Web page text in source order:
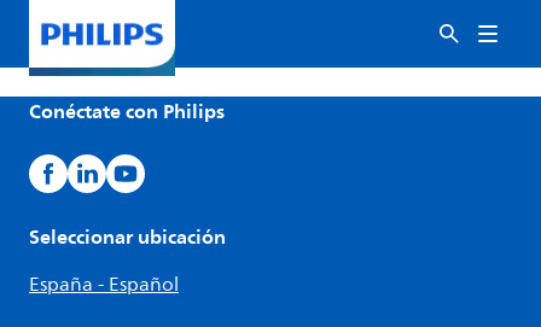
Conéctate con Philips
Seleccionar ubicación
España - Español